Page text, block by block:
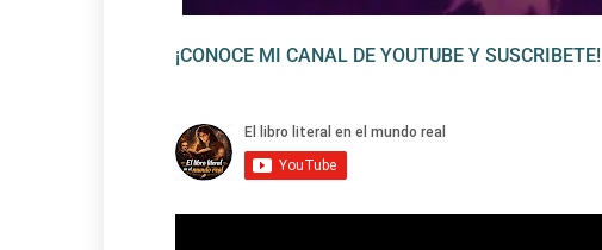
¡CONOCE MI CANAL DE YOUTUBE Y SUSCRIBETE!